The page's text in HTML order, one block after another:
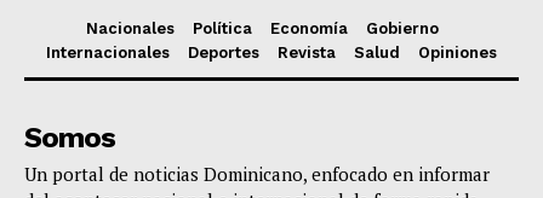
Nacionales Política Economía
Gobierno
Internacionales
Deportes Revista Salud Opiniones
Somos
Un portal de noticias Dominicano, enfocado en informar